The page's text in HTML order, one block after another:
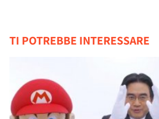
TI POTREBBE INTERESSARE